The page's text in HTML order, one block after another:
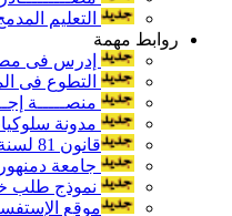
التعليم
روابط مهمة
إدرس فى
التطوع فى
منصـــــة
مدونة
قانون 81 لسنة 2016 " الخدمة المدنيــة "
جامعة
نموذج طلب
موقع